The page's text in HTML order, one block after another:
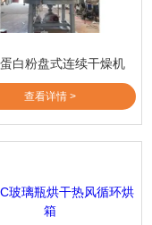
白粉盘式连续干燥机
查看详情 >